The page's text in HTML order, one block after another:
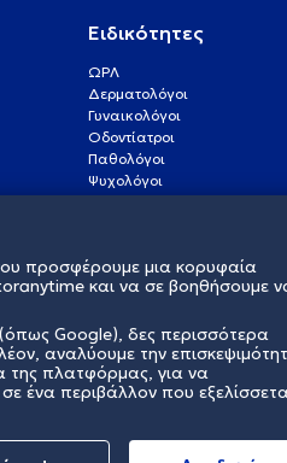
Ειδικότητες
ΩΡΛ
Δερματολόγοι
Γυναικολόγοι
Οδοντίατροι
Παθολόγοι
Ψυχολόγοι
Καρδιολόγοι
το μέλλον της
προσφέρουμε μια κορυφαία
και να σε βοηθήσουμε
Google), δες περισσότερα
αναλύουμε την
της πλατφόρμας, για να
ένα περιβάλλον που